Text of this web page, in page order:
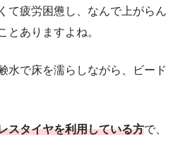
て疲労困憊し、なんで上がらん
とありますよね。
水で床を濡らしながら、ビード
スタイヤを利用している方で、